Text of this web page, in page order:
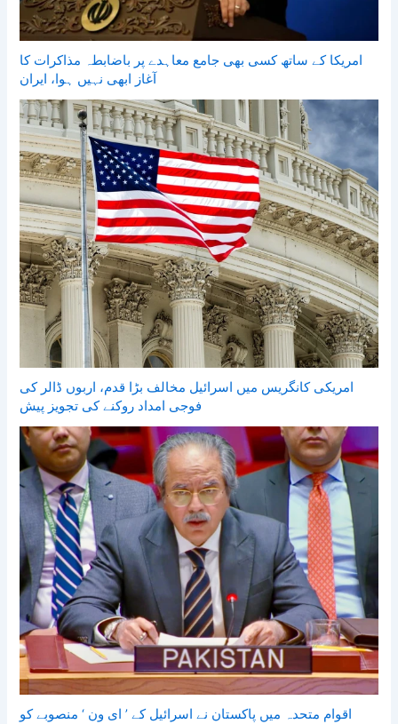
امریکا کے ساتھ کسی بھی جامع معاہدے پر باضابطہ مذاکرات کا
آغاز ابھی نہیں ہوا، ایران
امریکی کانگریس میں اسرائیل مخالف بڑا قدم، اربوں ڈالر کی
فوجی امداد روکنے کی تجویز پیش
اقوام متحدہ میں پاکستان نے اسرائیل کے ’ ای ون ‘ منصوبے کو